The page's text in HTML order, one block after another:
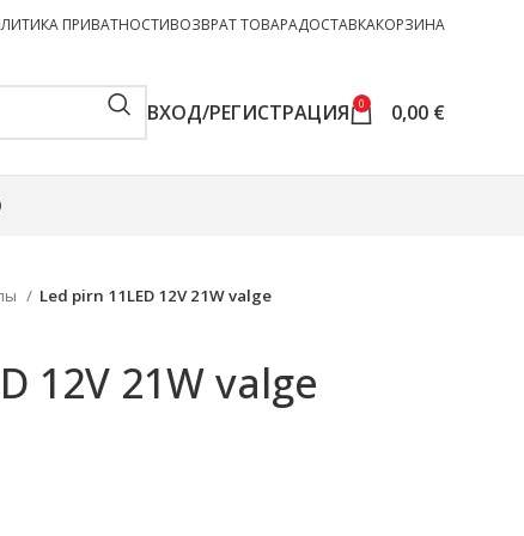
ПРИВАТНОСТИВОЗВРАТ ТОВАРАДОСТАВКАКОРЗИНА
ВХОД/РЕГИСТРАЦИЯ 0 0,00 €
Led pirn 11LED 12V 21W valge
12V 21W valge